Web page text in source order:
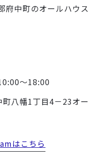
中町のオールハウ
～18:00
八幡1丁目4－23オ
はこちら